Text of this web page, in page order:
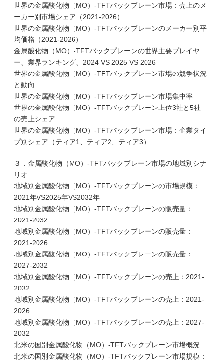
世界の金属酸化物（MO）-TFTバックプレーン市場：売上のメ
ーカー別市場シェア（2021-2026）
世界の金属酸化物（MO）-TFTバックプレーンのメーカー別平
均価格（2021-2026）
金属酸化物（MO）-TFTバックプレーンの世界主要プレイヤ
ー、業界ランキング、2024 VS 2025 VS 2026
世界の金属酸化物（MO）-TFTバックプレーン市場の競争状況
と動向
世界の金属酸化物（MO）-TFTバックプレーン市場集中率
世界の金属酸化物（MO）-TFTバックプレーン上位3社と5社
の売上シェア
世界の金属酸化物（MO）-TFTバックプレーン市場：企業タイ
プ別シェア（ティア1、ティア2、ティア3）
３．金属酸化物（MO）-TFTバックプレーン市場の地域別シナ
リオ
地域別金属酸化物（MO）-TFTバックプレーンの市場規模：
2021年VS2025年VS2032年
地域別金属酸化物（MO）-TFTバックプレーンの販売量：
2021-2032
地域別金属酸化物（MO）-TFTバックプレーンの販売量：
2021-2026
地域別金属酸化物（MO）-TFTバックプレーンの販売量：
2027-2032
地域別金属酸化物（MO）-TFTバックプレーンの売上：2021-
2032
地域別金属酸化物（MO）-TFTバックプレーンの売上：2021-
2026
地域別金属酸化物（MO）-TFTバックプレーンの売上：2027-
2032
北米の国別金属酸化物（MO）-TFTバックプレーン市場概況
北米の国別金属酸化物（MO）-TFTバックプレーン市場規模：